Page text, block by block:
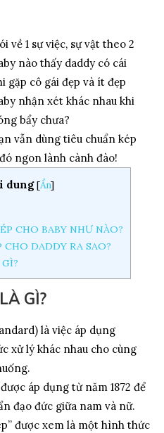
về 1 sự việc, sự vật theo 2
nào thấy daddy có cái
gặp cô gái đẹp và ít đẹp
nhận xét khác nhau khi
bẩy chưa?
vẫn dùng tiêu chuẩn kép
ngon lành cành đào!
dung [Ẩn]
CHO BABY NHƯ NÀO?
DADDY RA SAO?
GÌ?
là việc áp dụng
xử lý khác nhau cho cùng
áp dụng từ năm 1872 để
đạo đức giữa nam và nữ.
được xem là một hình thức